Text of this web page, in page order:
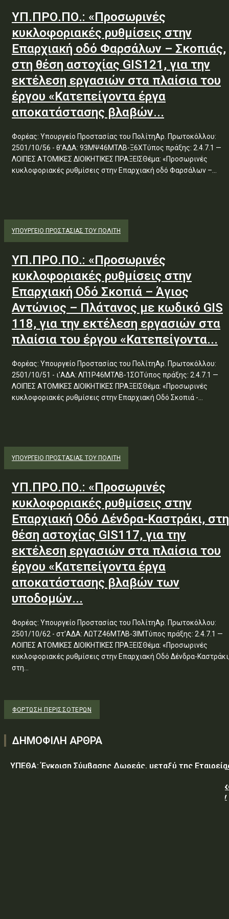
ΥΠ.ΠΡΟ.ΠΟ.: «Προσωρινές
κυκλοφοριακές ρυθμίσεις στην
Επαρχιακή οδό Φαρσάλων – Σκοπιάς,
στη θέση αστοχίας GIS121, για την
εκτέλεση εργασιών στα πλαίσια του
έργου «Κατεπείγοντα έργα
αποκατάστασης βλαβών...
Φορέας: Υπουργείο Προστασίας του ΠολίτηΑρ. Πρωτοκόλλου:
2501/10/56 - θ'ΑΔΑ: 93ΜΨ46ΜΤΛΒ-Ξ6ΧΤύπος πράξης: 2.4.7.1 —
ΛΟΙΠΕΣ ΑΤΟΜΙΚΕΣ ΔΙΟΙΚΗΤΙΚΕΣ ΠΡΑΞΕΙΣΘέμα: «Προσωρινές
κυκλοφοριακές ρυθμίσεις στην Επαρχιακή οδό Φαρσάλων –...
ΥΠΟΥΡΓΕΊΟ ΠΡΟΣΤΑΣΊΑΣ ΤΟΥ ΠΟΛΊΤΗ
ΥΠ.ΠΡΟ.ΠΟ.: «Προσωρινές
κυκλοφοριακές ρυθμίσεις στην
Επαρχιακή Οδό Σκοπιά – Άγιος
Αντώνιος – Πλάτανος με κωδικό GIS
118, για την εκτέλεση εργασιών στα
πλαίσια του έργου «Κατεπείγοντα...
Φορέας: Υπουργείο Προστασίας του ΠολίτηΑρ. Πρωτοκόλλου:
2501/10/51 - ι'ΑΔΑ: ΛΠ1Ρ46ΜΤΛΒ-1ΣΟΤύπος πράξης: 2.4.7.1 —
ΛΟΙΠΕΣ ΑΤΟΜΙΚΕΣ ΔΙΟΙΚΗΤΙΚΕΣ ΠΡΑΞΕΙΣΘέμα: «Προσωρινές
κυκλοφοριακές ρυθμίσεις στην Επαρχιακή Οδό Σκοπιά -...
ΥΠΟΥΡΓΕΊΟ ΠΡΟΣΤΑΣΊΑΣ ΤΟΥ ΠΟΛΊΤΗ
ΥΠ.ΠΡΟ.ΠΟ.: «Προσωρινές
κυκλοφοριακές ρυθμίσεις στην
Επαρχιακή Οδό Δένδρα-Καστράκι, στη
θέση αστοχίας GIS117, για την
εκτέλεση εργασιών στα πλαίσια του
έργου «Κατεπείγοντα έργα
αποκατάστασης βλαβών των
υποδομών...
Φορέας: Υπουργείο Προστασίας του ΠολίτηΑρ. Πρωτοκόλλου:
2501/10/62 - στ'ΑΔΑ: ΛΩΤΖ46ΜΤΛΒ-3ΙΜΤύπος πράξης: 2.4.7.1 —
ΛΟΙΠΕΣ ΑΤΟΜΙΚΕΣ ΔΙΟΙΚΗΤΙΚΕΣ ΠΡΑΞΕΙΣΘέμα: «Προσωρινές
κυκλοφοριακές ρυθμίσεις στην Επαρχιακή Οδό Δένδρα-
στη...
ΦΌΡΤΩΣΗ ΠΕΡΙΣΣΟΤΈΡΩΝ
ΔΗΜΟΦΙΛΗ ΑΡΘΡΑ
ΥΠΕΘΑ: Έγκριση Σύμβασης Δωρεάς, μεταξύ της
Ελληνικού Δημοσίου – Υπουργείο-Εθνικής Άμυνας-
Επιτελείο Αεροπορίας-Σχολή Μονίμων Υπαξιωματικών